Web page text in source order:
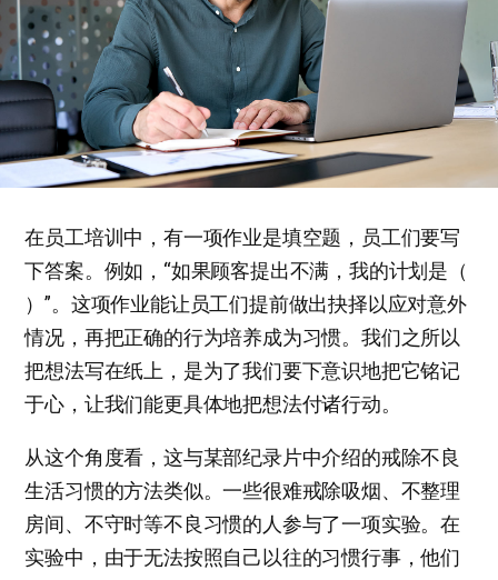
在员工培训中，有一项作业是填空题，员工们要写
下答案。例如，“如果顾客提出不满，我的计划是（
）”。这项作业能让员工们提前做出抉择以应对意外
情况，再把正确的行为培养成为习惯。我们之所以
把想法写在纸上，是为了我们要下意识地把它铭记
于心，让我们能更具体地把想法付诸行动。
从这个角度看，这与某部纪录片中介绍的戒除不良
生活习惯的方法类似。一些很难戒除吸烟、不整理
房间、不守时等不良习惯的人参与了一项实验。在
实验中，由于无法按照自己以往的习惯行事，他们